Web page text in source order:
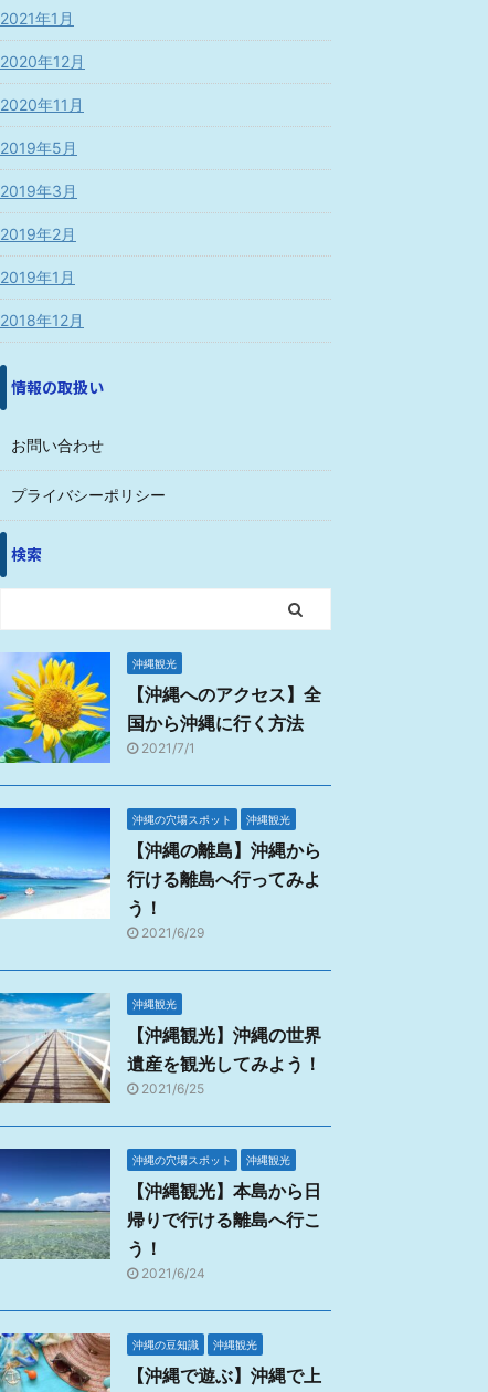
2021年1月
2020年12月
2020年11月
2019年5月
2019年3月
2019年2月
2019年1月
2018年12月
情報の取扱い
お問い合わせ
プライバシーポリシー
検索
沖縄観光
【沖縄へのアクセス】全
国から沖縄に行く方法
2021/7/1
沖縄の穴場スポット 沖縄観光
【沖縄の離島】沖縄から
行ける離島へ行ってみよ
う！
2021/6/29
沖縄観光
【沖縄観光】沖縄の世界
遺産を観光してみよう！
2021/6/25
沖縄の穴場スポット 沖縄観光
【沖縄観光】本島から日
帰りで行ける離島へ行こ
う！
2021/6/24
沖縄の豆知識 沖縄観光
【沖縄で遊ぶ】沖縄で上